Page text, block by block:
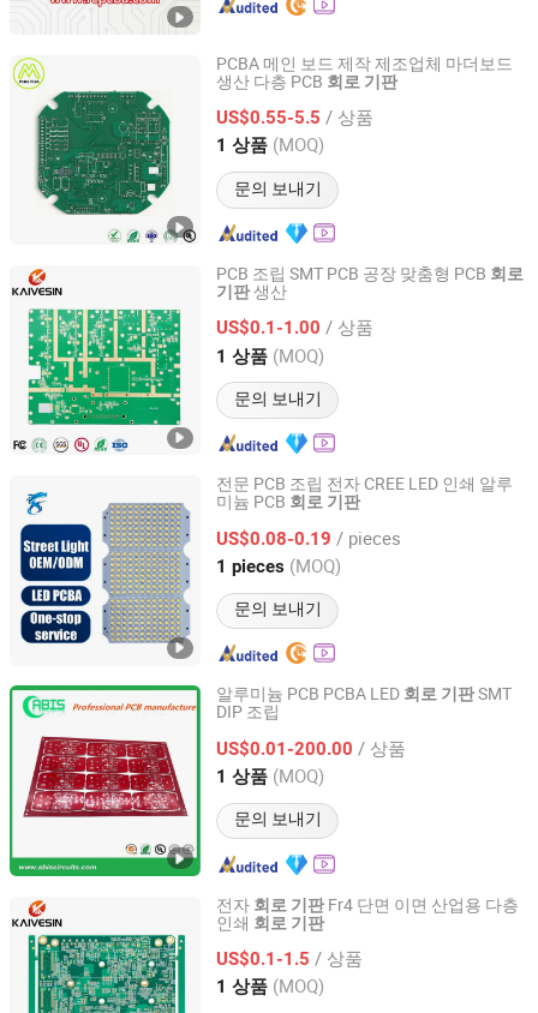
PCBA 메인 보드 제작 제조업체 마더보드
생산 다층 PCB 회로 기판
US$0.55-5.5 / 상품
1 상품 (MOQ)
문의 보내기
Shenzhen Mzh Pcb., Co Ltd
Guangdong, China 이후 2025
PCB 조립 SMT PCB 공장 맞춤형 PCB 회로
기판생산
US$0.1-1.00 / 상품
1 상품 (MOQ)
문의 보내기
Guangzhou Kevis Electronic Technology Co., Ltd.
Guangdong, China 이후 2024
전문 PCB 조립 전자 CREE LED 인쇄 알루
미늄 PCB 회로 기판
US$0.08-0.19 / pieces
1 pieces (MOQ)
문의 보내기
Shenzhen Xinlongye Electronic Technology Co., Ltd
Guangdong, China 이후 2025
알루미늄 PCB PCBA LED 회로 기판SMT
DIP 조립
US$0.01-200.00 / 상품
1 상품 (MOQ)
문의 보내기
Abis Circuits Co., Ltd.
Guangdong, China 이후 2017
전자 회로 기판Fr4 단면 이면 산업용 다층
인쇄 회로 기판
US$0.1-1.5 / 상품
1 상품 (MOQ)
Guangzhou Kevis Electronic Technology Co., Ltd.
Guangdong, China 이후 2024